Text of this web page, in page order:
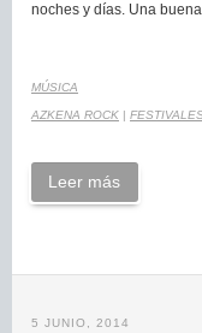
noches y días. Una
MÚSICA
AZKENA ROCK |
Leer más
5 JUNIO, 2014